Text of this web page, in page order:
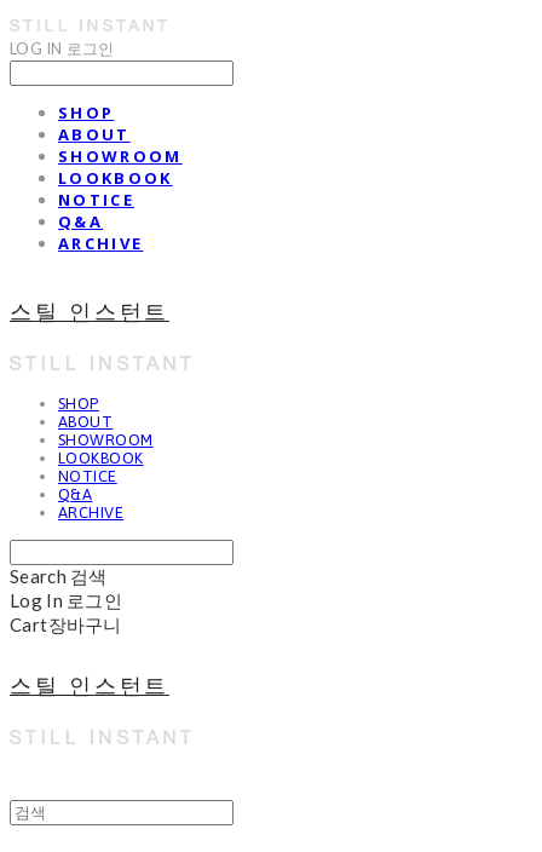
LOG IN 로그인
SHOP
ABOUT
SHOWROOM
LOOKBOOK
NOTICE
Q&A
ARCHIVE
스틸 인스턴트
SHOP
ABOUT
SHOWROOM
LOOKBOOK
NOTICE
Q&A
ARCHIVE
Search 검색
Log In 로그인
Cart장바구니
스틸 인스턴트